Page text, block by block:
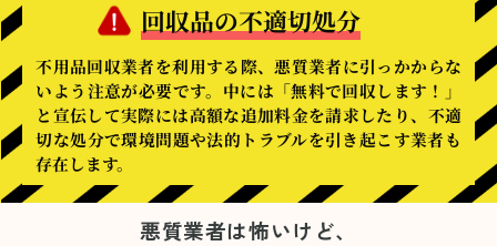
回収品の不適切処分
不用品回収業者を利用する際、悪質業者に引っかからな
いよう注意が必要です。中には「無料で回収します！」
と宣伝して実際には高額な追加料金を請求したり、不適
切な処分で環境問題や法的トラブルを引き起こす業者も
存在します。
悪質業者は怖いけど、